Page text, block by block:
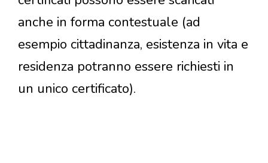
anche in forma contestuale (ad
esempio cittadinanza, esistenza in vita e
residenza potranno essere richiesti in
un unico certificato).